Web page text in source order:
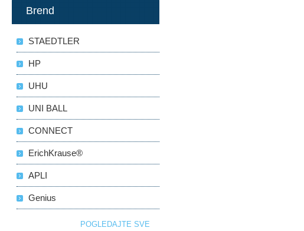
Brend
STAEDTLER
HP
UHU
UNI BALL
CONNECT
ErichKrause®
APLI
Genius
POGLEDAJTE SVE